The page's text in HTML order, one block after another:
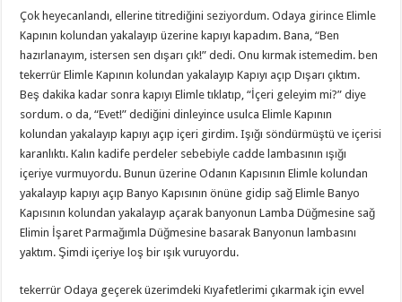
Çok heyecanlandı, ellerine titrediğini seziyordum. Odaya girince Elimle
Kapının kolundan yakalayıp üzerine kapıyı kapadım. Bana, “Ben
hazırlanayım, istersen sen dışarı çık!” dedi. Onu kırmak istemedim. ben
tekerrür Elimle Kapının kolundan yakalayıp Kapıyı açıp Dışarı çıktım.
Beş dakika kadar sonra kapıyı Elimle tıklatıp, “İçeri geleyim mi?” diye
sordum. o da, “Evet!” dediğini dinleyince usulca Elimle Kapının
kolundan yakalayıp kapıyı açıp içeri girdim. Işığı söndürmüştü ve içerisi
karanlıktı. Kalın kadife perdeler sebebiyle cadde lambasının ışığı
içeriye vurmuyordu. Bunun üzerine Odanın Kapısının Elimle kolundan
yakalayıp kapıyı açıp Banyo Kapısının önüne gidip sağ Elimle Banyo
Kapısının kolundan yakalayıp açarak banyonun Lamba Düğmesine sağ
Elimin İşaret Parmağımla Düğmesine basarak Banyonun lambasını
yaktım. Şimdi içeriye loş bir ışık vuruyordu.
tekerrür Odaya geçerek üzerimdeki Kıyafetlerimi çıkarmak için evvel